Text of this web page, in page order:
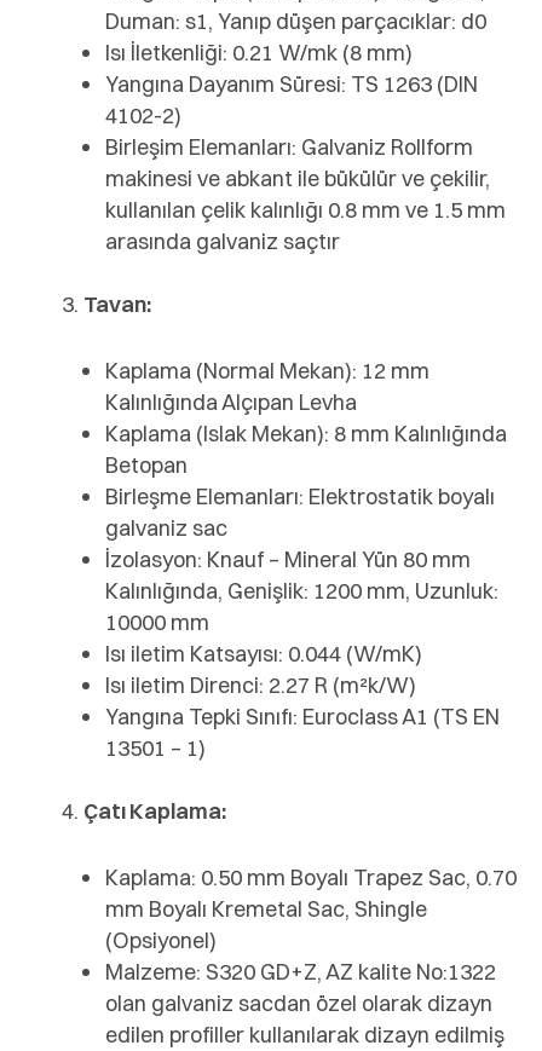
Duman: s1, Yanıp düşen parçacıklar: d0
Isı İletkenliği: 0.21 W/mk (8 mm)
Yangına Dayanım Süresi: TS 1263 (DIN
4102-2)
Birleşim Elemanları: Galvaniz Rollform
makinesi ve abkant ile bükülür ve çekilir,
kullanılan çelik kalınlığı 0.8 mm ve 1.5 mm
arasında galvaniz saçtır
Tavan:
Kaplama (Normal Mekan): 12 mm
Kalınlığında Alçıpan Levha
Kaplama (Islak Mekan): 8 mm Kalınlığında
Betopan
Birleşme Elemanları: Elektrostatik boyalı
galvaniz sac
İzolasyon: Knauf – Mineral Yün 80 mm
Kalınlığında, Genişlik: 1200 mm, Uzunluk:
10000 mm
Isı iletim Katsayısı: 0.044 (W/mK)
Isı iletim Direnci: 2.27 R (m²k/W)
Yangına Tepki Sınıfı: Euroclass A1 (TS EN
13501 – 1)
Çatı Kaplama:
Kaplama: 0.50 mm Boyalı Trapez Sac, 0.70
mm Boyalı Kremetal Sac, Shingle
(Opsiyonel)
Malzeme: S320 GD+Z, AZ kalite No:1322
olan galvaniz sacdan özel olarak dizayn
edilen profiller kullanılarak dizayn edilmiş